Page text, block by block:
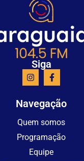
Siga
Navegação
Quem somos
Programação
Equipe